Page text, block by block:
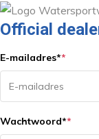
Official
E-mailadres**
Wachtwoord**